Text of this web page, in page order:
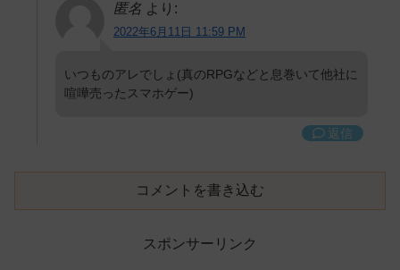
匿名 より:
2022年6月11日 11:59 PM
いつものアレでしょ(真のRPGなどと息巻いて他社に
喧嘩売ったスマホゲー)
返信
コメントを書き込む
スポンサーリンク